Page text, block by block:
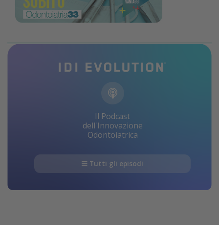
Il Podcast
dell'Innovazione
Odontoiatrica
Tutti gli episodi